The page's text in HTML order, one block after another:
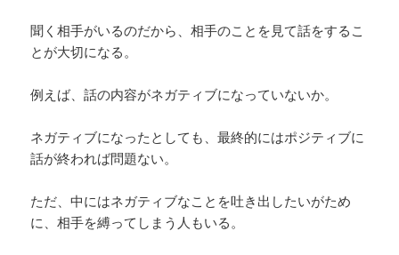
聞く相手がいるのだから、相手のことを見て話をするこ
とが大切になる。
例えば、話の内容がネガティブになっていないか。
ネガティブになったとしても、最終的にはポジティブに
話が終われば問題ない。
ただ、中にはネガティブなことを吐き出したいがため
に、相手を縛ってしまう人もいる。